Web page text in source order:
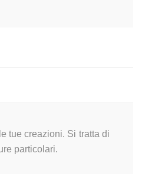
tue creazioni. Si tratta di
particolari.